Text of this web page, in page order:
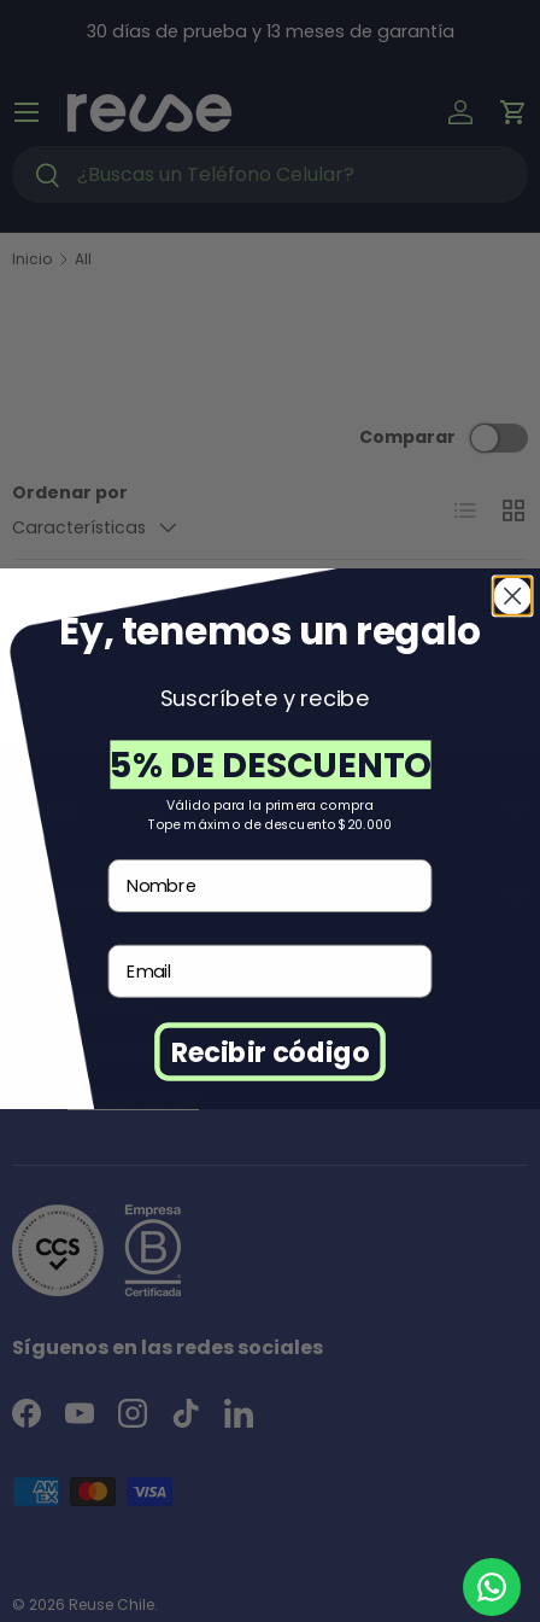
Ir al contenido
30 días de prueba y 13 meses de garantía
Buscar
Buscar
Iniciar
Menú
Inicio All
Ordenar por
Características
Comparar
Lista
No se han encontrado productos
Volver al principio
Reuse
Servicio al Cliente
Contáctanos
Correo: soporte@reuse.cl
+56929123769
Síguenos en las redes sociales
Facebook
YouTubeInstagram
TikTokLinkedIn
Formas de pago aceptadas
© 2026 Reuse Chile.
Ey, tenemos un regalo
Suscríbete y recibe
5% DE DESCUENTO
Válido para la primera compra
Tope máximo de descuento $20.000
Nombre
Email
Recibir código